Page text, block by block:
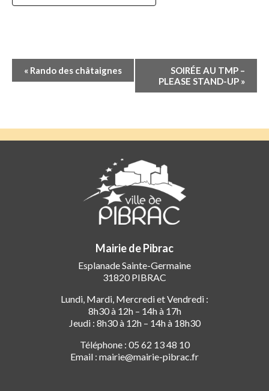
Navigation
Évènement
« Rando des châtaignes
SOIRÉE AU TMP –
PLEASE STAND-UP »
Mairie de Pibrac
Esplanade Sainte-Germaine
31820 PIBRAC
Lundi, Mardi, Mercredi et Vendredi :
8h30 à 12h – 14h à 17h
Jeudi : 8h30 à 12h – 14h à 18h30
Téléphone : 05 62 13 48 10
Email : mairie@mairie-pibrac.fr